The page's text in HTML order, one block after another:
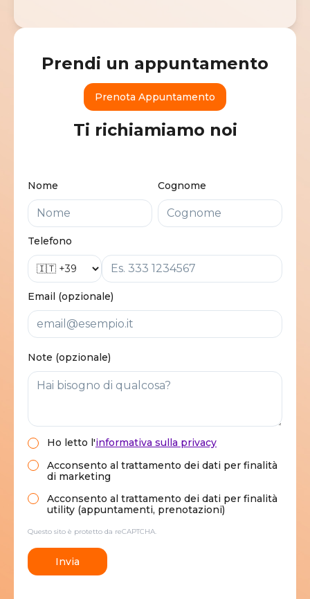
Prendi un appuntamento
Prenota Appuntamento
Ti richiamiamo noi
Nome Cognome
Telefono
Email (opzionale)
Note (opzionale)
Ho letto l'informativa sulla privacy
Acconsento al trattamento dei dati per finalità
di marketing
Acconsento al trattamento dei dati per finalità
utility (appuntamenti, prenotazioni)
Questo sito è protetto da reCAPTCHA.
Invia